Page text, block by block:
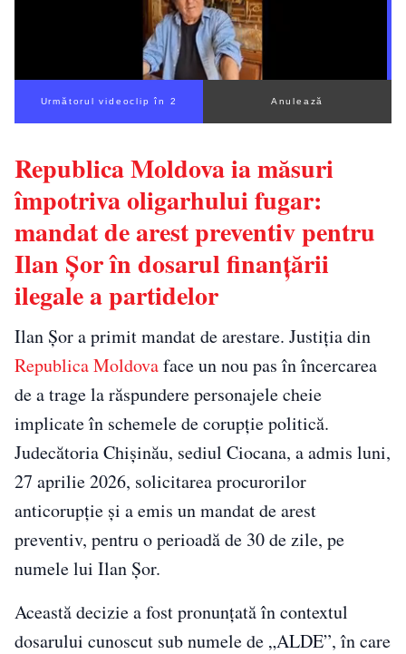
Următorul videoclip în 1 Anulează
Republica Moldova ia măsuri
împotriva oligarhului fugar:
mandat de arest preventiv pentru
Ilan Șor în dosarul finanțării
ilegale a partidelor
Ilan Șor a primit mandat de arestare. Justiția din
Republica Moldovaface un nou pas în încercarea
de a trage la răspundere personajele cheie
implicate în schemele de corupție politică.
Judecătoria Chișinău, sediul Ciocana, a admis luni,
27 aprilie 2026, solicitarea procurorilor
anticorupție și a emis un mandat de arest
preventiv, pentru o perioadă de 30 de zile, pe
numele lui Ilan Șor.
Această decizie a fost pronunțată în contextul
dosarului cunoscut sub numele de „ALDE”, în care